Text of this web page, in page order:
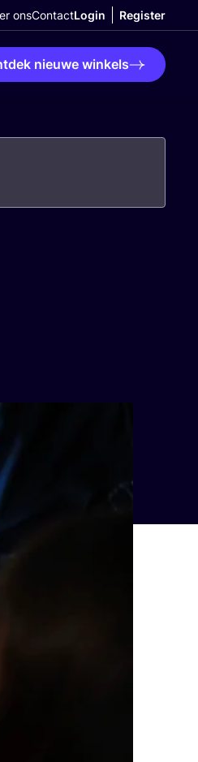
onsContactLogin Register
nieuwe winkels